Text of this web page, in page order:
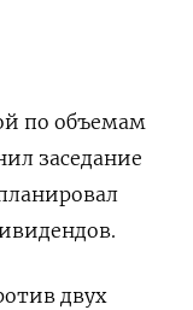
по объемам
заседание
двух